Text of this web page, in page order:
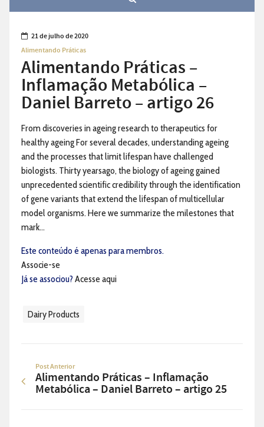
21 de julho de 2020
Alimentando Práticas
Alimentando Práticas –
Inflamação Metabólica –
Daniel Barreto – artigo 26
From discoveries in ageing research to therapeutics for
healthy ageing For several decades, understanding ageing
and the processes that limit lifespan have challenged
biologists. Thirty yearsago, the biology of ageing gained
unprecedented scientific credibility through the identification
of gene variants that extend the lifespan of multicellular
model organisms. Here we summarize the milestones that
mark...
Este conteúdo é apenas para membros.
Associe-se
Já se associou? Acesse aqui
Dairy Products
Post Anterior
Alimentando Práticas – Inflamação
Metabólica – Daniel Barreto – artigo 25